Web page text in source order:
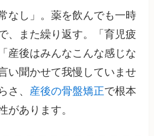
なし」。薬を飲んでも一時
、また繰り返す。「育児疲
産後はみんなこんな感じな
い聞かせて我慢していませ
さ、 産後の骨盤矯正で根本
があります。